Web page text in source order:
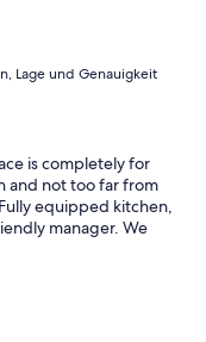
Lage und Genauigkeit
is completely for
and not too far from
equipped kitchen,
manager. We